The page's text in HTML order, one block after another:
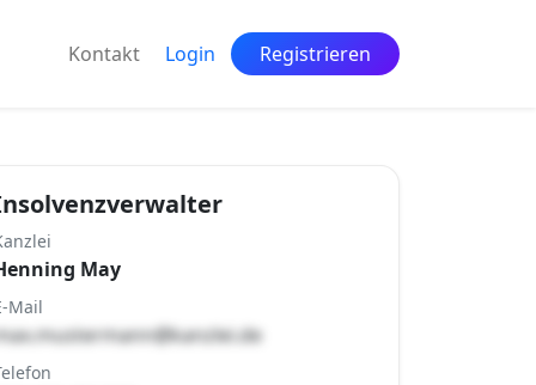
Kontakt Login Registrieren
May
Mail